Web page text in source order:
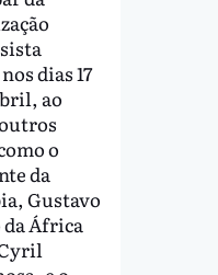
dias 17
ao
o
da
Gustavo
da África